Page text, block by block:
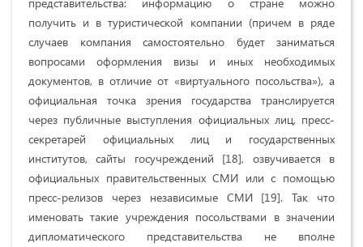
получить и в туристической компании (причем в ряде
случаев компания самостоятельно будет заниматься
вопросами оформления визы и иных необходимых
документов, в отличие от «виртуального посольства»), а
официальная точка зрения государства транслируется
через публичные выступления официальных лиц, пресс-
секретарей официальных лиц и государственных
институтов, сайты госучреждений [18], озвучивается в
официальных правительственных СМИ или с помощью
пресс-релизов через независимые СМИ [19]. Так что
именовать такие учреждения посольствами в значении
дипломатического представительства не вполне